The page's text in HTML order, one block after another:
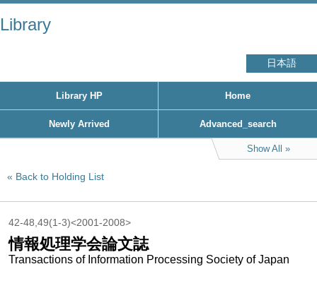
Library
日本語
Library HP Home
Newly Arrived Advanced_search
Show All
Back to Holding List
42-48,49(1-3)<2001-2008>
情報処理学会論文誌
Transactions of Information Processing Society of Japan